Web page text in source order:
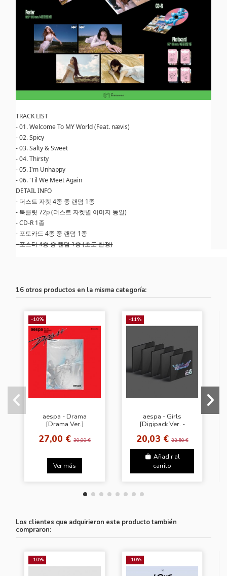
TRACK LIST
- 01. Welcome To MY World (Feat. nævis)
- 02. Spicy
- 03. Salty & Sweet
- 04. Thirsty
- 05. I'm Unhappy
- 06. 'Til We Meet Again
DETAIL INFO
- 더스트 자켓 4종 중 랜덤 1종
- 북클릿 72p (더스트 자켓별 이미지 동일)
- CD-R 1종
- 포토카드 4종 중 랜덤 1종
-포스터 4종 중 랜덤 1종 (초도 한정)
16 otros productos en la misma categoría:
-10%
aespa - Drama
[Drama Ver.]
27,00 €30,00 €
Ver más
-11%
aespa - Girls
[Digipack Ver. -
20,03 €22,50 €
Añadir al
carrito
Los clientes que adquirieron este producto también
compraron:
-10% -10%